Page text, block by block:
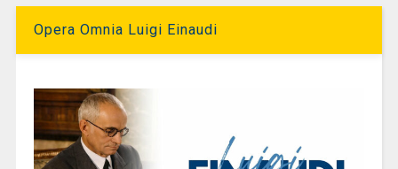
Opera Omnia Luigi Einaudi